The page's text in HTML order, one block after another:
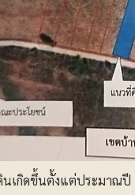
เกิดขึ้นตั้งแต่ประมาณปี